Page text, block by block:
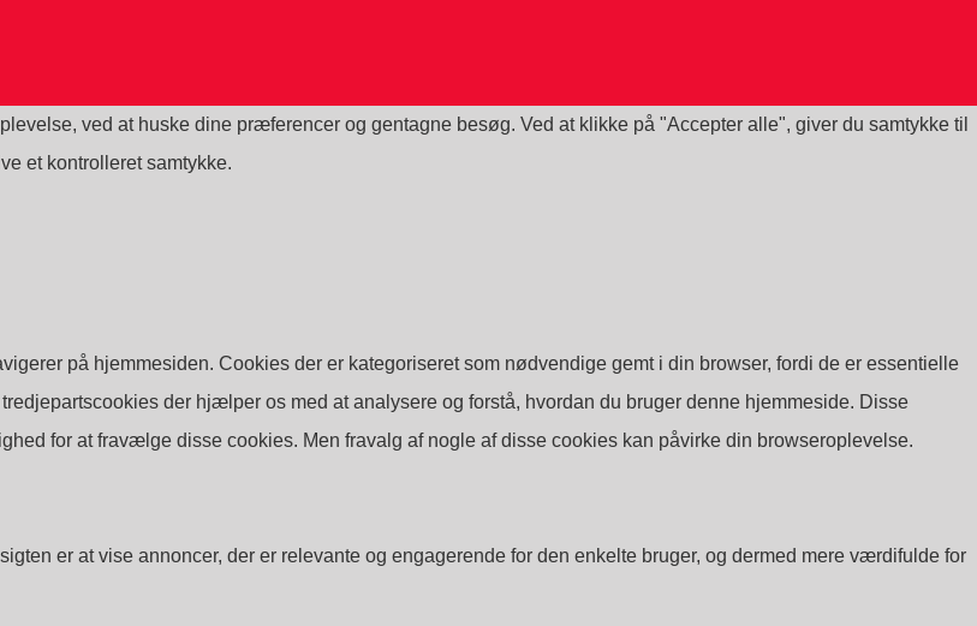
ved at huske dine præferencer og gentagne besøg. Ved at klikke på "Accepter alle", giver du samtykke til
et kontrolleret samtykke.
på hjemmesiden. Cookies der er kategoriseret som nødvendige gemt i din browser, fordi de er essentielle
der hjælper os med at analysere og forstå, hvordan du bruger denne hjemmeside. Disse
for at fravælge disse cookies. Men fravalg af nogle af disse cookies kan påvirke din browseroplevelse.
er at vise annoncer, der er relevante og engagerende for den enkelte bruger, og dermed mere værdifulde for